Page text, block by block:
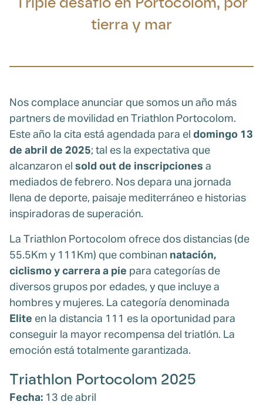
tierra y mar
Nos complace anunciar que somos un año más
partners de movilidad en Triathlon Portocolom.
Este año la cita está agendada para el domingo 13
de abril de 2025; tal es la expectativa que
alcanzaron el sold out de inscripciones a
mediados de febrero. Nos depara una jornada
llena de deporte, paisaje mediterráneo e historias
inspiradoras de superación.
La Triathlon Portocolom ofrece dos distancias (de
55.5Km y 111Km) que combinan natación,
ciclismo y carrera a pie para categorías de
diversos grupos por edades, y que incluye a
hombres y mujeres. La categoría denominada
Elite en la distancia 111 es la oportunidad para
conseguir la mayor recompensa del triatlón. La
emoción está totalmente garantizada.
Triathlon Portocolom 2025
Fecha: 13 de abril